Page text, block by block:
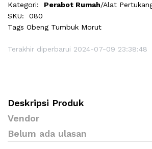
Kategori:
Perabot Rumah/Alat
SKU:
080
Tags Obeng Tumbuk Morut
Terakhir diperbarui 2024-07-09 23:38:48
Deskripsi Produk
Vendor
Belum ada ulasan